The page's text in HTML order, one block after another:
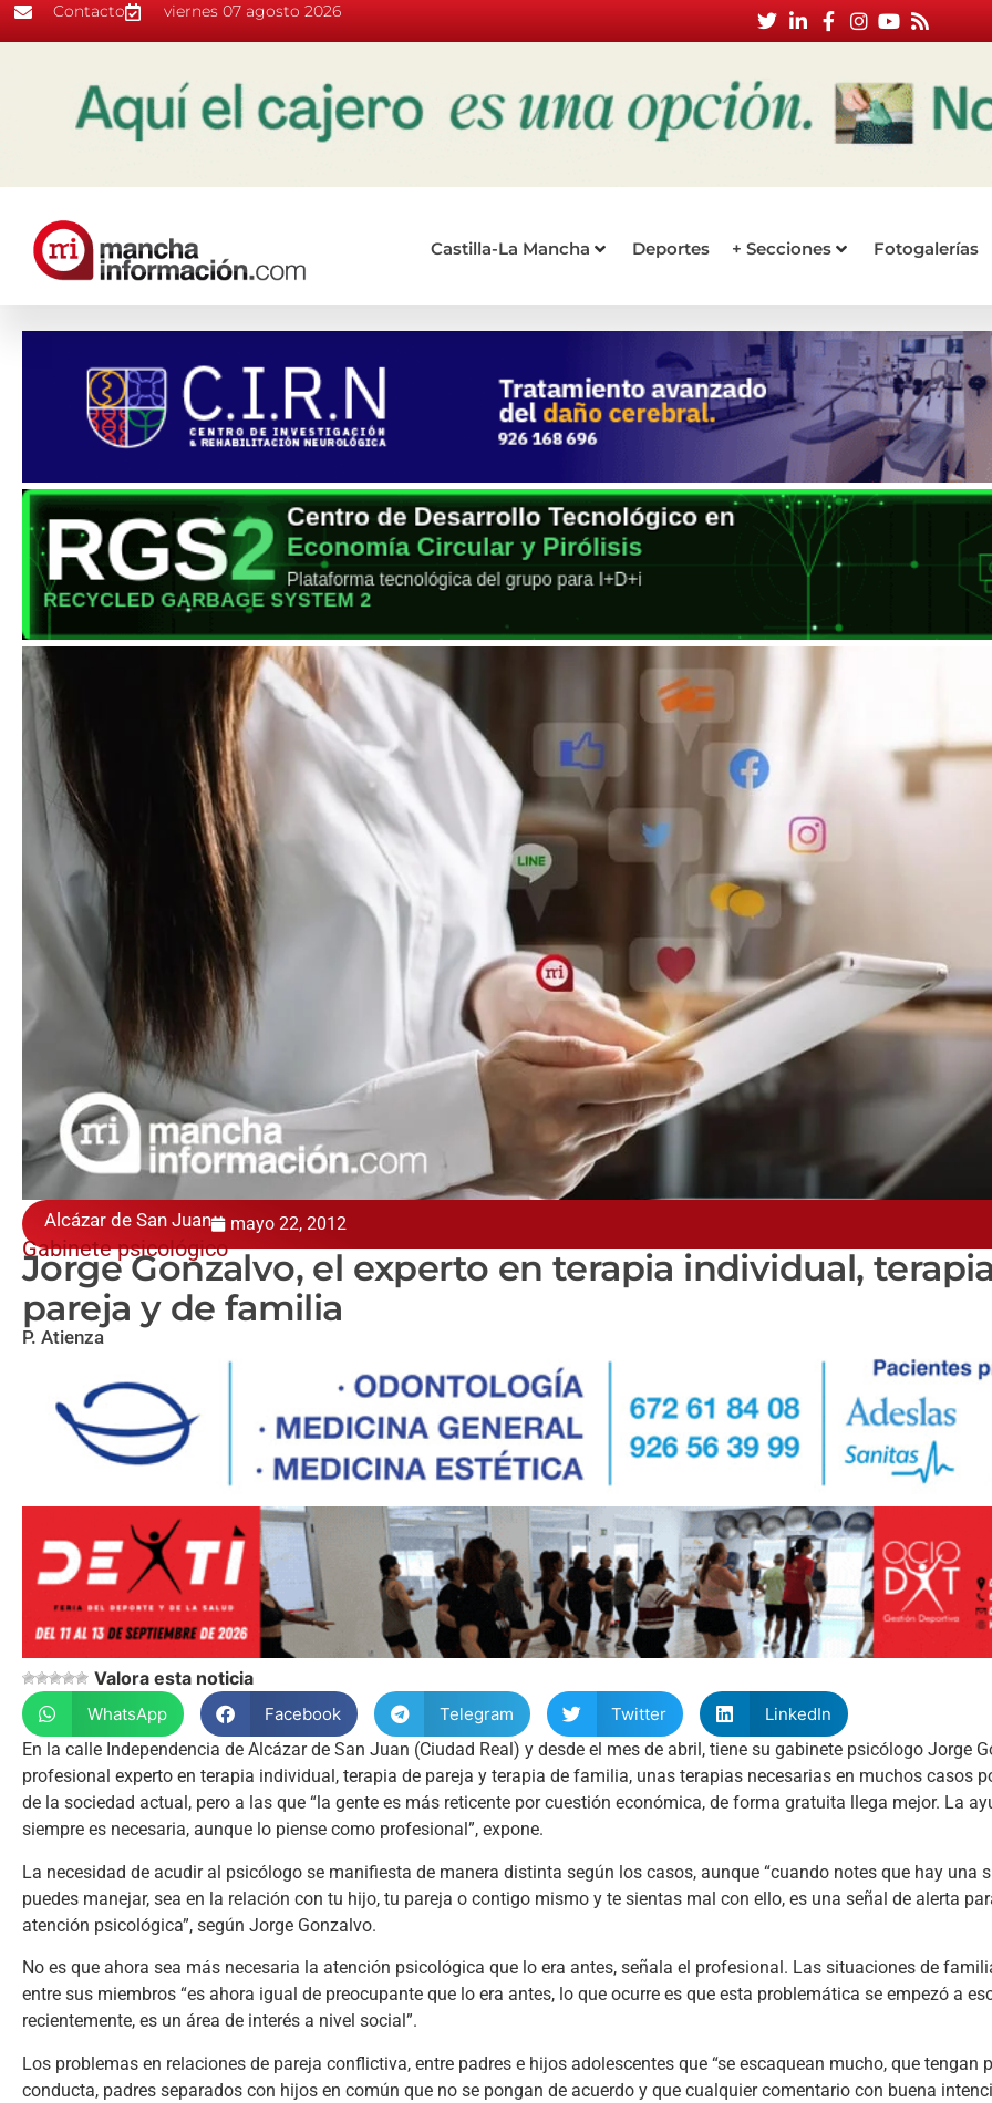
Contacto viernes 07 agosto 2026
Castilla-La Mancha Deportes + Secciones Fotogalerías
Alcázar de San Juan mayo 22, 2012
Gabinete psicológico
Jorge Gonzalvo, el experto en terapia individual,
pareja y de familia
P. Atienza
Valora esta noticia
WhatsApp Facebook Telegram Twitter
LinkedIn
En la calle Independencia de Alcázar de San Juan (Ciudad Real) y desde el mes de abril, tiene su gabinete psicólogo Jorge
profesional experto en terapia individual, terapia de pareja y terapia de familia, unas terapias necesarias en muchos casos
de la sociedad actual, pero a las que “la gente es más reticente por cuestión económica, de forma gratuita llega mejor. La
siempre es necesaria, aunque lo piense como profesional”, expone.
La necesidad de acudir al psicólogo se manifiesta de manera distinta según los casos, aunque “cuando notes que hay una
puedes manejar, sea en la relación con tu hijo, tu pareja o contigo mismo y te sientas mal con ello, es una señal de alerta
atención psicológica”, según Jorge Gonzalvo.
No es que ahora sea más necesaria la atención psicológica que lo era antes, señala el profesional. Las situaciones de
entre sus miembros “es ahora igual de preocupante que lo era antes, lo que ocurre es que esta problemática se empezó a
recientemente, es un área de interés a nivel social”.
Los problemas en relaciones de pareja conflictiva, entre padres e hijos adolescentes que “se escaquean mucho, que tengan
conducta, padres separados con hijos en común que no se pongan de acuerdo y que cualquier comentario con buena